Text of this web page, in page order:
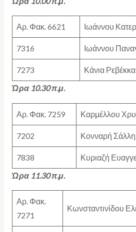
Αρ. Φακ. 6621 Ιωάννου
7316 Ιωάννου
7273 Κάνια Ρεβέκκα
Ώρα 10.30 π.μ.
Αρ. Φακ. 7259 Καρμέλλου
7202 Κονναρή Σάλλη
7838 Κυριαζή
Ώρα 11.30 π.μ.
Αρ. Φακ.
7271
Κωνσταντινίδου